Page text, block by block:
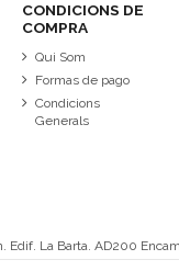
CONDICIONS DE
COMPRA
Qui Som
Formas de pago
Condicions
Generals
Edif. La Barta. AD200